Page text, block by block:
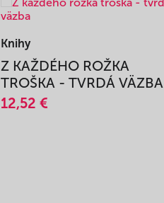
Knihy
Z KAŽDÉHO ROŽKA
TROŠKA - TVRDÁ VÄZBA
12,52 €